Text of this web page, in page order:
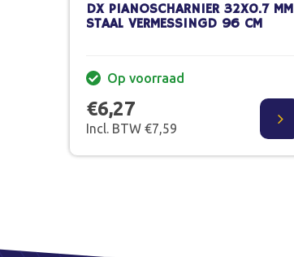
DX PIANOSCHARNIER 32X0.7 MM
STAAL VERMESSINGD 96 CM
Op voorraad
€6,27
Incl. BTW €7,59